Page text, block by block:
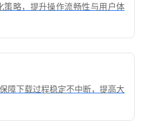
略，提升操作流畅性与用户体
障下载过程稳定不中断，提高大